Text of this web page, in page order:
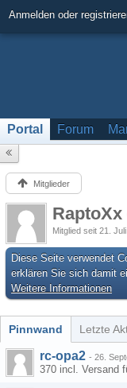
Anmelden oder
Portal Forum
Mitglieder
RaptoXx
Mitglied seit 21.
Diese Seite verwendet
erklären Sie sich damit
Weitere Informationen
Pinnwand Letzte
rc-opa2 - 26.
370 incl. Versand